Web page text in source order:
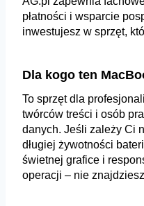
płatności i wsparcie
inwestujesz w sprzęt,
Dla kogo ten
To sprzęt dla
twórców treści i osób
danych. Jeśli zależy Ci
długiej żywotności
świetnej grafice i
operacji – nie